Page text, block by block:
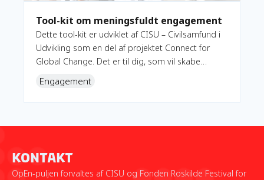
Tool-kit om meningsfuldt engagement
Dette tool-kit er udviklet af CISU – Civilsamfund i
Udvikling som en del af projektet Connect for
Global Change. Det er til dig, som vil skabe
deltager, men også reflekterer og bidrager aktivt
til en sag.
Engagement
Kontakt
OpEn-puljen forvaltes af CISU og Fonden Roskilde Festival for